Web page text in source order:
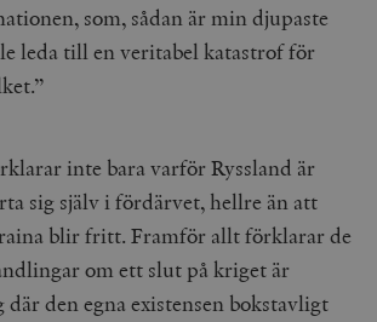
som, sådan är min djupaste
leda till en veritabel katastrof för
inte bara varför Ryssland är
sig själv i fördärvet, hellre än att
blir fritt. Framför allt förklarar de
om ett slut på kriget är
den egna existensen bokstavligt